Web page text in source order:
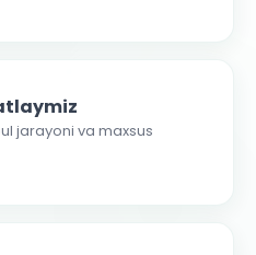
jarayoni va maxsus